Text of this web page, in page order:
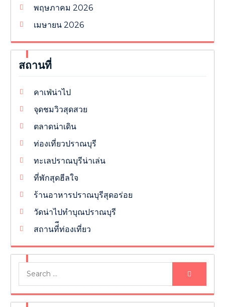
พฤษภาคม 2026
เมษายน 2026
สถานที่
คาเฟ่น่าไป
จุดชมวิวสุดสวย
ตลาดน่าเดิน
ท่องเที่ยวปราณบุรี
ทะเลปราณบุรีน่าเล่น
ที่พักสุดฮีลใจ
ร้านอาหารปราณบุรีสุดอร่อย
วัดน่าไปทำบุณปราณบุรี
สถานที่ีท่องเที่ยว